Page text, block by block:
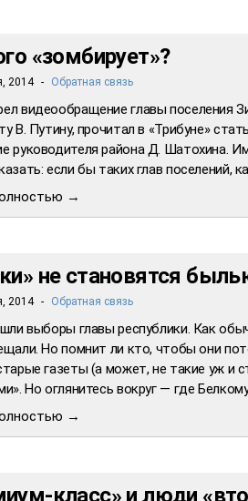
«зомбирует»?
2014 - Обратная связь
видеообращение главы поселения
В. Путину, прочитал в «Трибуне»
руководителя района Д. Шатохина.
если бы таких глав поселений,
→
не становятся
2014 - Обратная связь
выборы главы республики. Как
Но помнит ли кто, чтобы они
газеты (а может, не такие уж и
Но оглянитесь вокруг — где
→
класс» и люди